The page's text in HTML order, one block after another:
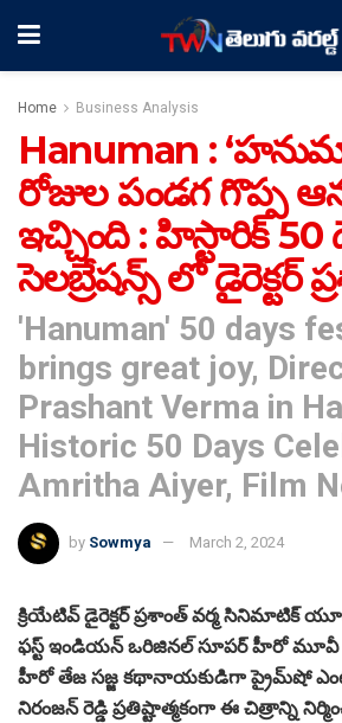
Home Business Analysis
Hanuman :
రోజుల పండగ గొప్ప
ఇచ్చింది : హిస్టారిక్ 50
సెలబ్రేషన్స్ లో డైరెక్టర్
'Hanuman' 50 days
brings great joy,
Prashant Verma in
Historic 50 Days
Amritha Aiyer, Film
by Sowmya March 2, 2024
క్రియేటివ్ డైరెక్టర్ ప్రశాంత్ వర్మ సినిమాటిక్
ఫస్ట్ ఇండియన్ ఒరిజినల్ సూపర్ హీరో
హీరో తేజ సజ్జ కథానాయకుడిగా ప్రైమ్‌షో
నిరంజన్ రెడ్డి ప్రతిష్టాత్మకంగా ఈ చిత్రాన్ని